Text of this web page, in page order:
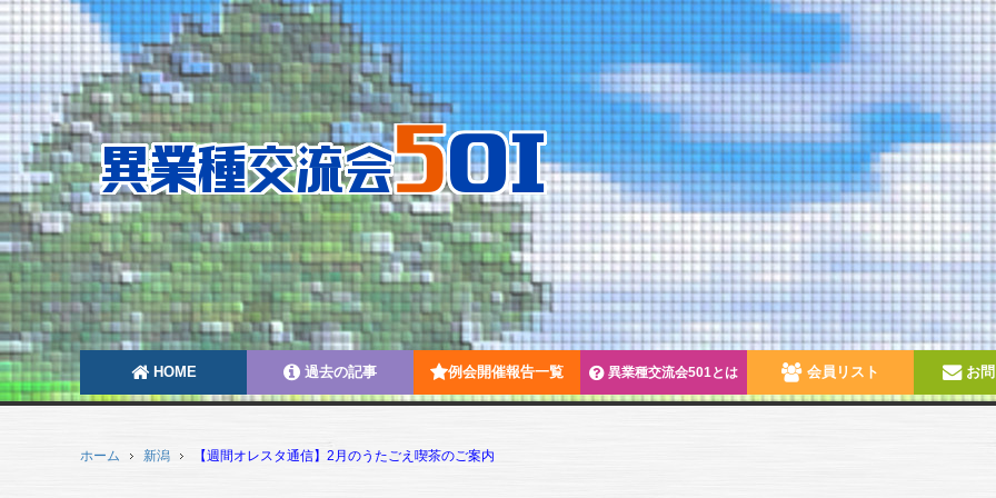
HOME 過去の記事 例会開催報告一覧 異業種交流会501とは 会員リスト お問
ホーム 新潟 【週間オレスタ通信】2月のうたごえ喫茶のご案内